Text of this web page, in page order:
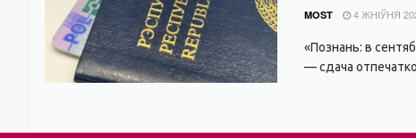
MOST 4 ЖНІЎНЯ
«Познань: в
— сдача